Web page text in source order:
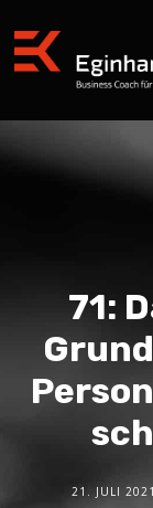
71:
21. JULI 2021